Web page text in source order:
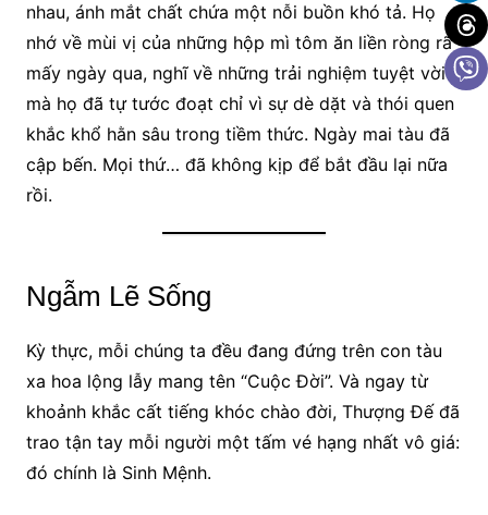
nhau, ánh mắt chất chứa một nỗi buồn khó tả. Họ
nhớ về mùi vị của những hộp mì tôm ăn liền ròng rã
mấy ngày qua, nghĩ về những trải nghiệm tuyệt vời
mà họ đã tự tước đoạt chỉ vì sự dè dặt và thói quen
khắc khổ hằn sâu trong tiềm thức. Ngày mai tàu đã
cập bến. Mọi thứ… đã không kịp để bắt đầu lại nữa
rồi.
Ngẫm Lẽ Sống
Kỳ thực, mỗi chúng ta đều đang đứng trên con tàu
xa hoa lộng lẫy mang tên “Cuộc Đời”. Và ngay từ
khoảnh khắc cất tiếng khóc chào đời, Thượng Đế đã
trao tận tay mỗi người một tấm vé hạng nhất vô giá:
đó chính là Sinh Mệnh.